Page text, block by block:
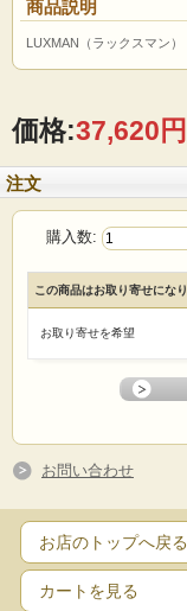
商品説明
LUXMAN（ラックスマン
価格:37,620円
注文
購入数:
この商品はお取り寄せにな
お取り寄せを希望
お問い合わせ
お店のトップへ戻る
カートを見る